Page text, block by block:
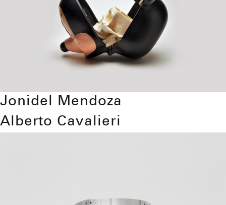
Jonidel Mendoza
Alberto Cavalieri